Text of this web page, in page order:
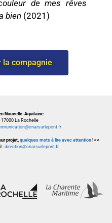
de mes rêves
bien (2021)
la compagnie
Nouvelle-Aquitaine
17000 La Rochelle
projet,quelques mots à lire avec attention ! <<
: direction@cnarsurlepont.fr